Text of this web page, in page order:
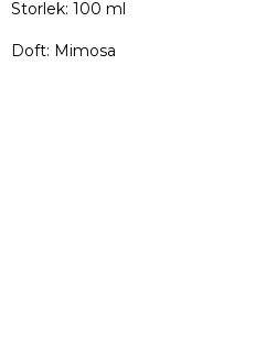
Storlek: 100 ml
Doft: Mimosa